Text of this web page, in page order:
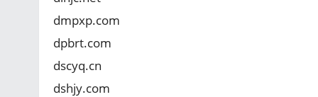
dmpxp.com
dpbrt.com
dscyq.cn
dshjy.com